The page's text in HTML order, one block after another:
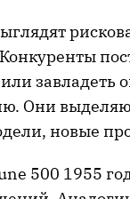
завладеть
Они
новые
500 1955